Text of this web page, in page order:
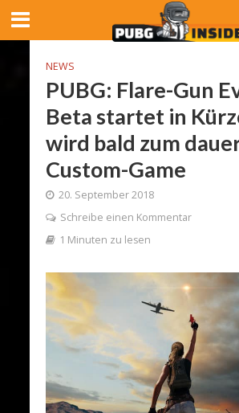
NEWS
PUBG: Flare-Gun
Beta startet in
wird bald zum
Custom-Game
20. September 2018
Schreibe einen Kommentar
1 Minuten zu lesen